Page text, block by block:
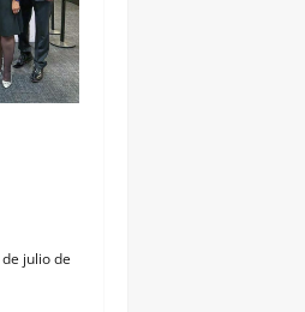
julio de